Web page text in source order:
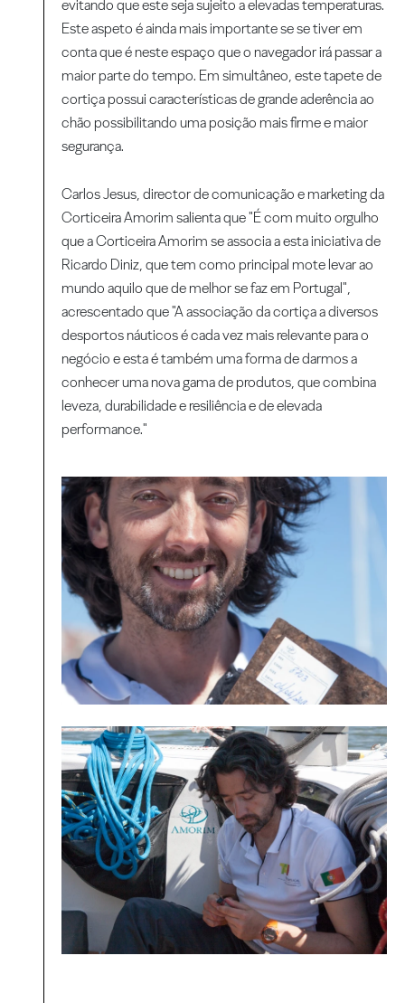
evitando que este seja sujeito a elevadas temperaturas.
Este aspeto é ainda mais importante se se tiver em
conta que é neste espaço que o navegador irá passar a
maior parte do tempo. Em simultâneo, este tapete de
cortiça possui características de grande aderência ao
chão possibilitando uma posição mais firme e maior
segurança.
Carlos Jesus, director de comunicação e marketing da
Corticeira Amorim salienta que "É com muito orgulho
que a Corticeira Amorim se associa a esta iniciativa de
Ricardo Diniz, que tem como principal mote levar ao
mundo aquilo que de melhor se faz em Portugal",
acrescentado que "A associação da cortiça a diversos
desportos náuticos é cada vez mais relevante para o
negócio e esta é também uma forma de darmos a
conhecer uma nova gama de produtos, que combina
leveza, durabilidade e resiliência e de elevada
performance."